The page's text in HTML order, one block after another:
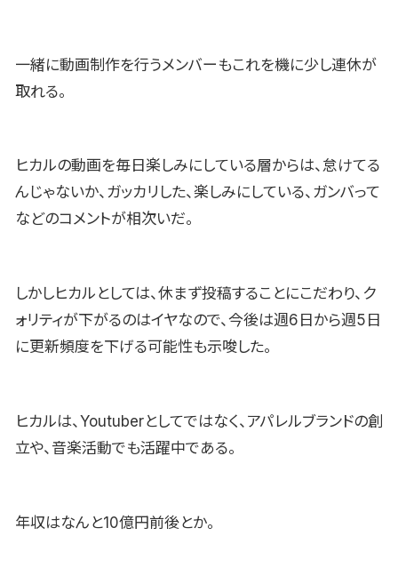
一緒に動画制作を行うメンバーもこれを機に少し連休が
取れる。
ヒカルの動画を毎日楽しみにしている層からは、怠けてる
んじゃないか、ガッカリした、楽しみにしている、ガンバって
などのコメントが相次いだ。
しかしヒカルとしては、休まず投稿することにこだわり、ク
ォリティが下がるのはイヤなので、今後は週6日から週5日
に更新頻度を下げる可能性も示唆した。
ヒカルは、Youtuberとしてではなく、アパレルブランドの創
立や、音楽活動でも活躍中である。
年収はなんと10億円前後とか。